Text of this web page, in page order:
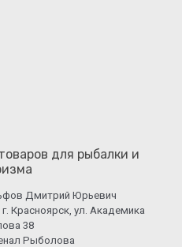
для рыбалки и
Дмитрий Юрьевич
Красноярск, ул. Академика
38
Рыболова